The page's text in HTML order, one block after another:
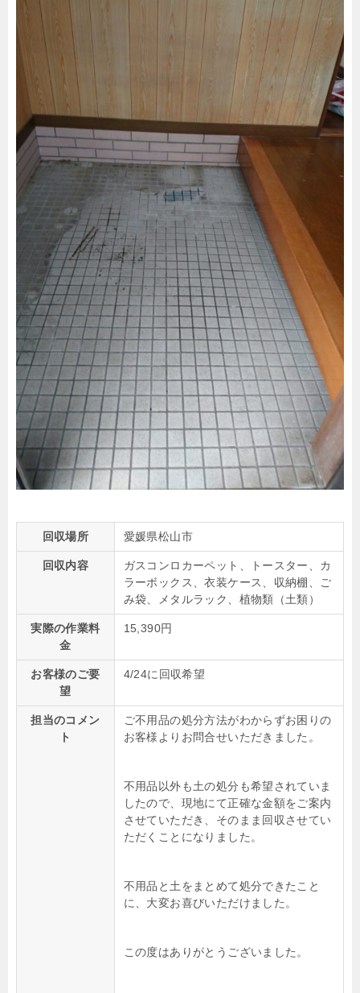
回収場所 愛媛県松山市
回収内容
ガスコンロカーペット、トースター、カ
ラーボックス、衣装ケース、収納棚、ご
み袋、メタルラック、植物類（土類）
実際の作業料
金
15,390円
お客様のご要
望
4/24に回収希望
担当のコメン
ト
ご不用品の処分方法がわからずお困りの
お客様よりお問合せいただきました。
不用品以外も土の処分も希望されていま
したので、現地にて正確な金額をご案内
させていただき、そのまま回収させてい
ただくことになりました。
不用品と土をまとめて処分できたこと
に、大変お喜びいただけました。
この度はありがとうございました。